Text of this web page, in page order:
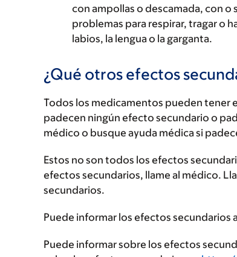
con ampollas o descamada, con o
problemas para respirar, tragar o
labios, la lengua o la garganta.
¿Qué otros efectos
Todos los medicamentos pueden tener
padecen ningún efecto secundario o
médico o busque ayuda médica si
Estos no son todos los efectos
efectos secundarios, llame al médico.
secundarios.
Puede informar los efectos secundarios
Puede informar sobre los efectos